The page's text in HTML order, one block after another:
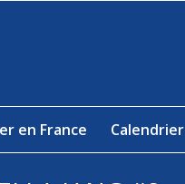
en France Calendrier